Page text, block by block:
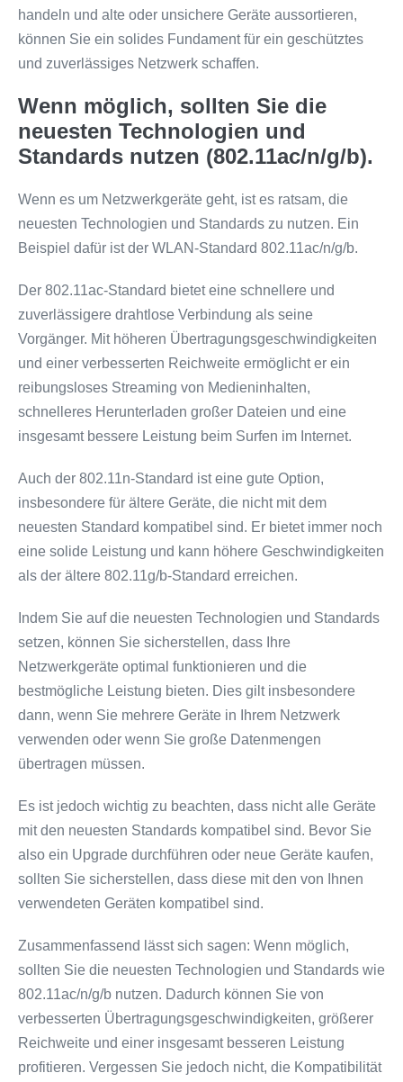
handeln und alte oder unsichere Geräte aussortieren,
können Sie ein solides Fundament für ein geschütztes
und zuverlässiges Netzwerk schaffen.
Wenn möglich, sollten Sie die
neuesten Technologien und
Standards nutzen (802.11ac/n/g/b).
Wenn es um Netzwerkgeräte geht, ist es ratsam, die
neuesten Technologien und Standards zu nutzen. Ein
Beispiel dafür ist der WLAN-Standard 802.11ac/n/g/b.
Der 802.11ac-Standard bietet eine schnellere und
zuverlässigere drahtlose Verbindung als seine
Vorgänger. Mit höheren Übertragungsgeschwindigkeiten
und einer verbesserten Reichweite ermöglicht er ein
reibungsloses Streaming von Medieninhalten,
schnelleres Herunterladen großer Dateien und eine
insgesamt bessere Leistung beim Surfen im Internet.
Auch der 802.11n-Standard ist eine gute Option,
insbesondere für ältere Geräte, die nicht mit dem
neuesten Standard kompatibel sind. Er bietet immer noch
eine solide Leistung und kann höhere Geschwindigkeiten
als der ältere 802.11g/b-Standard erreichen.
Indem Sie auf die neuesten Technologien und Standards
setzen, können Sie sicherstellen, dass Ihre
Netzwerkgeräte optimal funktionieren und die
bestmögliche Leistung bieten. Dies gilt insbesondere
dann, wenn Sie mehrere Geräte in Ihrem Netzwerk
verwenden oder wenn Sie große Datenmengen
übertragen müssen.
Es ist jedoch wichtig zu beachten, dass nicht alle Geräte
mit den neuesten Standards kompatibel sind. Bevor Sie
also ein Upgrade durchführen oder neue Geräte kaufen,
sollten Sie sicherstellen, dass diese mit den von Ihnen
verwendeten Geräten kompatibel sind.
Zusammenfassend lässt sich sagen: Wenn möglich,
sollten Sie die neuesten Technologien und Standards wie
802.11ac/n/g/b nutzen. Dadurch können Sie von
verbesserten Übertragungsgeschwindigkeiten, größerer
Reichweite und einer insgesamt besseren Leistung
profitieren. Vergessen Sie jedoch nicht, die Kompatibilität